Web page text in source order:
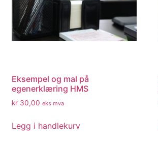
Eksempel og mal på
egenerklæring HMS
kr30,00 eks mva
Legg i handlekurv